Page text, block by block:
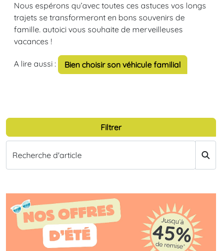
Filtrer
Recherche d'article
Nous espérons qu’avec toutes ces astuces vos longs
trajets se transformeront en bons souvenirs de
famille. autoici vous souhaite de merveilleuses
vacances !
A lire aussi : Bien choisir son véhicule familial